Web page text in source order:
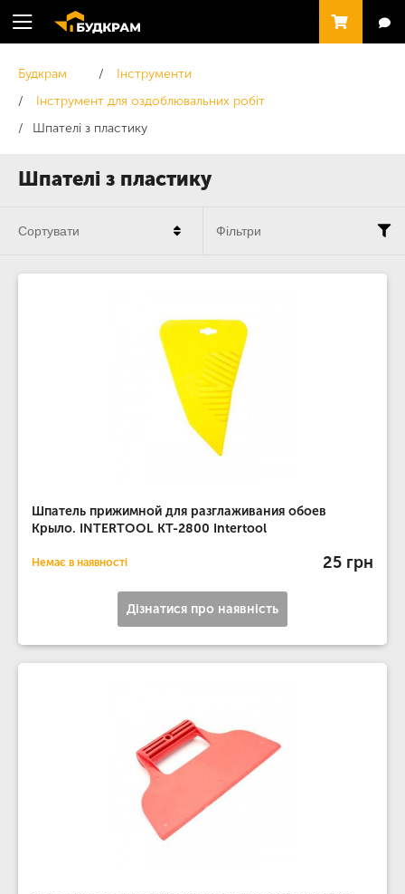
Шпателі з пластику
Будкрам
Інструменти
Інструмент для оздоблювальних робіт
Шпателі з пластику
Шпатель прижимной для разглаживания обоев
Крыло. INTERTOOL KT-2800 Intertool
Немає в наявності 25 грн
Дізнатися про наявність
Сортувати Фільтри